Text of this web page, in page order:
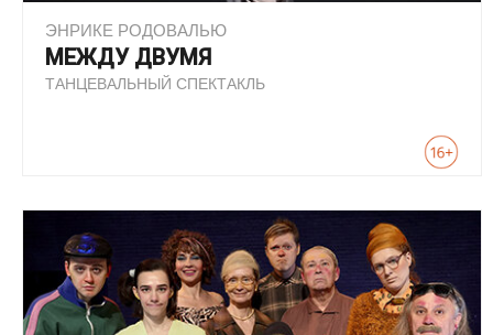
ЭНРИКЕ РОДОВАЛЬЮ
МЕЖДУ ДВУМЯ
ТАНЦЕВАЛЬНЫЙ СПЕКТАКЛЬ